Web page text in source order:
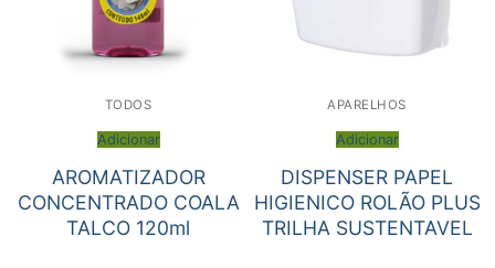
TODOS
Adicionar
AROMATIZADOR
CONCENTRADO COALA
TALCO 120ml
APARELHOS
Adicionar
DISPENSER PAPEL
HIGIENICO ROLÃO PLUS
TRILHA SUSTENTAVEL